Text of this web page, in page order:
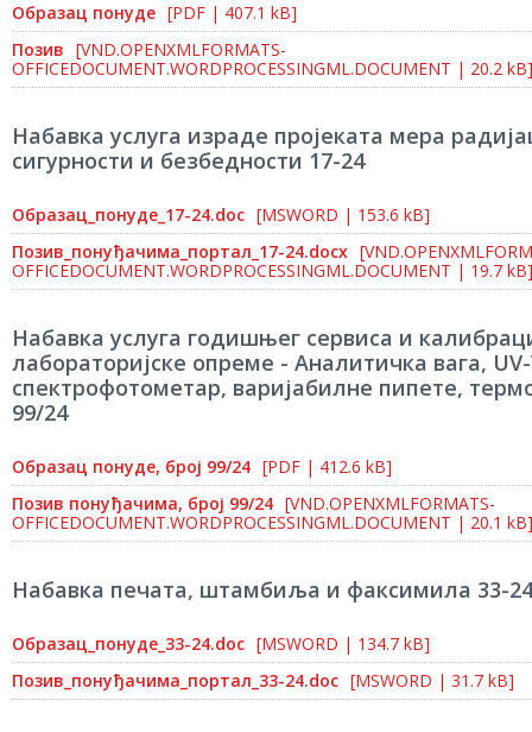
Образац понуде [PDF | 407.1 kB]
Позив [VND.OPENXMLFORMATS-
OFFICEDOCUMENT.WORDPROCESSINGML.DOCUMENT | 20.2 kB]
Набавка услуга израде пројеката мера
сигурности и безбедности 17-24
Образац_понуде_17-24.doc [MSWORD | 153.6 kB]
Позив_понуђачима_портал_17-24.docx
OFFICEDOCUMENT.WORDPROCESSINGML.DOCUMENT | 19.7 kB]
Набавка услуга годишњег сервиса и
лабораторијске опреме - Аналитичка вага, UV-
спектрофотометар, варијабилне пипете,
99/24
Образац понуде, број 99/24 [PDF | 412.6 kB]
Позив понуђачима, број 99/24 [VND.OPENXMLFORMATS-
OFFICEDOCUMENT.WORDPROCESSINGML.DOCUMENT | 20.1 kB]
Набавка печата, штамбиља и факсимила 33-24
Образац_понуде_33-24.doc [MSWORD | 134.7 kB]
Позив_понуђачима_портал_33-24.doc [MSWORD | 31.7 kB]